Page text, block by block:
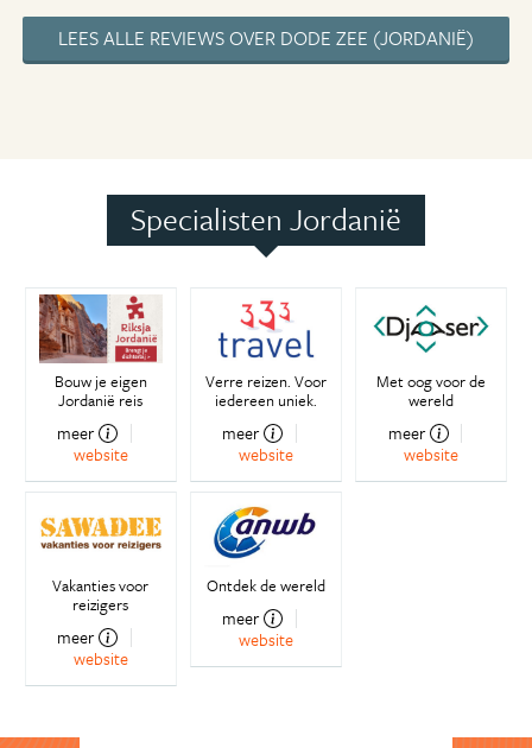
LEES ALLE REVIEWS OVER DODE ZEE (JORDANIË)
Specialisten Jordanië
Bouw je eigen
Jordanië reis
meer
website
Verre reizen. Voor
iedereen uniek.
meer
website
Met oog voor de
wereld
meer
website
Vakanties voor
reizigers
meer
website
Ontdek de wereld
meer
website